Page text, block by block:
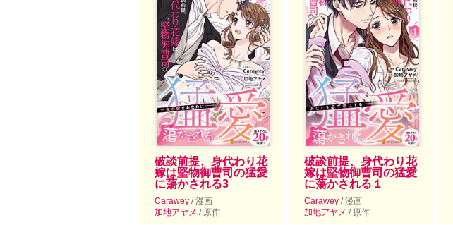
破談前提、身代わり花
嫁は堅物御曹司の猛愛
に蕩かされる3
Carawey / 漫画
加地アヤメ / 原作
破談前提、身代わり花
嫁は堅物御曹司の猛愛
に蕩かされる１
Carawey / 漫画
加地アヤメ / 原作